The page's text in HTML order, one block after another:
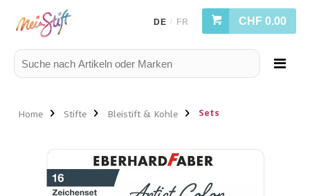
DE / FR CHF 0.00
Home Stifte Bleistift & Kohle Sets